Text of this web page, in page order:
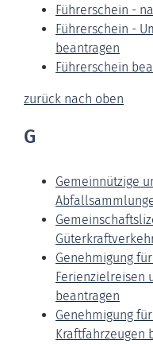
Führerschein -
Führerschein -
beantragen
Führerschein
zurück nach oben
G
Gemeinnützige
Genehmigung
Ferienzielreisen
beantragen
Genehmigung
Kraftfahrzeugen